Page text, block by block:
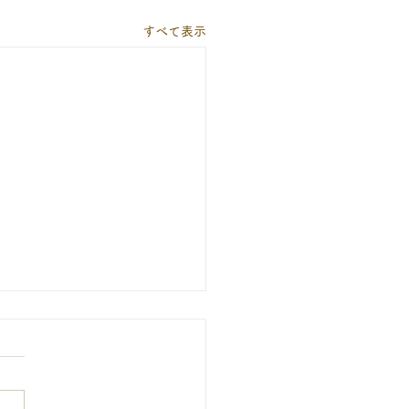
すべて表示
たします。暦通りに10日